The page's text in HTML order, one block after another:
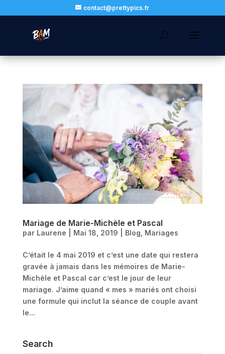
contact@prettypics.fr
Mariage de Marie-Michèle et Pascal
par Laurene Mai 18, 2019 Blog Mariages
C’était le 4 mai 2019 et c’est une date qui restera
gravée à jamais dans les mémoires de Marie-
Michèle et Pascal car c’est le jour de leur
mariage. J’aime quand « mes » mariés ont choisi
une formule qui inclut la séance de couple avant
le...
Search